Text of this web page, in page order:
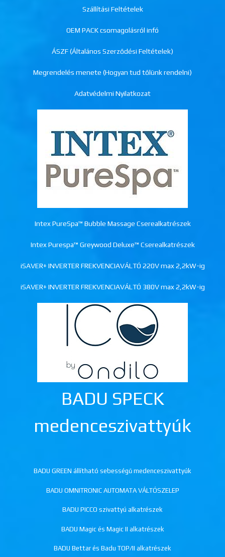
Szállítási Feltételek
OEM PACK csomagolásról infó
ÁSZF (Általános Szerződési Feltételek)
Megrendelés menete (Hogyan tud tőlünk rendelni)
Adatvédelmi Nyilatkozat
Intex PureSpa™ Bubble Massage Cserealkatrészek
Intex Purespa™ Greywood Deluxe™ Cserealkatrészek
iSAVER+ INVERTER FREKVENCIAVÁLTÓ 220V max 2,2kW-ig
iSAVER+ INVERTER FREKVENCIAVÁLTÓ 380V max 2,2kW-ig
BADU SPECK
medenceszivattyúk
BADU GREEN állítható sebességű medenceszivattyúk
BADU OMNITRONIC AUTOMATA VÁLTÓSZELEP
BADU PICCO szivattyú alkatrészek
BADU Magic és Magic II alkatrészek
BADU Bettar és Badu TOP/II alkatrészek